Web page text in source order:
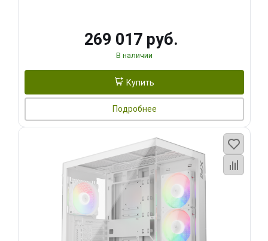
269 017 руб.
В наличии
Купить
Подробнее